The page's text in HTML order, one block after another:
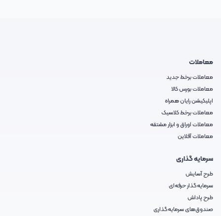
معاملات
معاملات برخط جدید
معاملات بورس کالا
اپلیکیشن رایان همراه
معاملات برخط کلاسیک
معاملات اوراق و ابزار مشتقه
معاملات آفلاین
سرمایه گذاری
طرح آسایش
سرمایه‌گذار حرفه‌ای
طرح پاداش
صندوق‌های سرمایه‌گذاری